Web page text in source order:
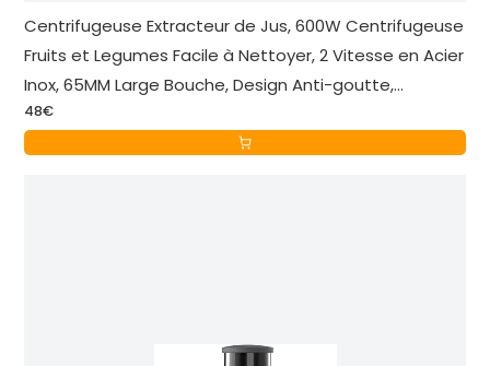
Centrifugeuse Extracteur de Jus, 600W Centrifugeuse
Fruits et Legumes Facile à Nettoyer, 2 Vitesse en Acier
Inox, 65MM Large Bouche, Design Anti-goutte,
Recette
48€